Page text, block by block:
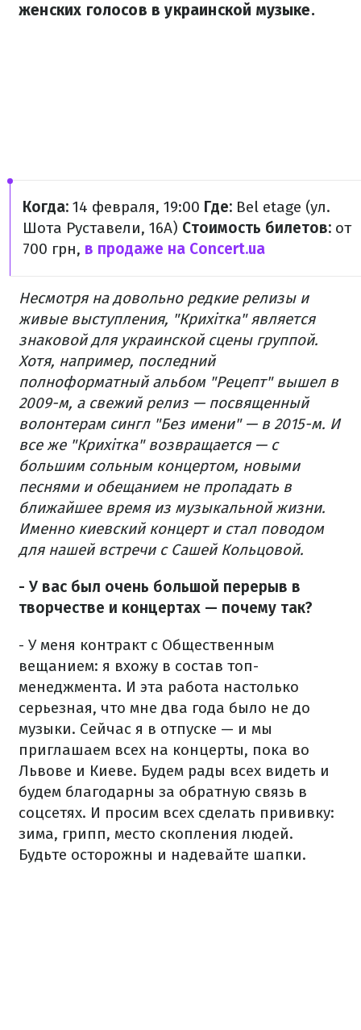
женских голосов в украинской музыке.
Когда: 14 февраля, 19:00 Где: Bel etage (ул.
Шота Руставели, 16А) Стоимость билетов: от
700 грн, в продаже на Concert.ua
Несмотря на довольно редкие релизы и
живые выступления, "Крихітка" является
знаковой для украинской сцены группой.
Хотя, например, последний
полноформатный альбом "Рецепт" вышел в
2009-м, а свежий релиз — посвященный
волонтерам сингл "Без имени" — в 2015-м. И
все же "Крихітка" возвращается — с
большим сольным концертом, новыми
песнями и обещанием не пропадать в
ближайшее время из музыкальной жизни.
Именно киевский концерт и стал поводом
для нашей встречи с Сашей Кольцовой.
- У вас был очень большой перерыв в
творчестве и концертах — почему так?
- У меня контракт с Общественным
вещанием: я вхожу в состав топ-
менеджмента. И эта работа настолько
серьезная, что мне два года было не до
музыки. Сейчас я в отпуске — и мы
приглашаем всех на концерты, пока во
Львове и Киеве. Будем рады всех видеть и
будем благодарны за обратную связь в
соцсетях. И просим всех сделать прививку:
зима, грипп, место скопления людей.
Будьте осторожны и надевайте шапки.